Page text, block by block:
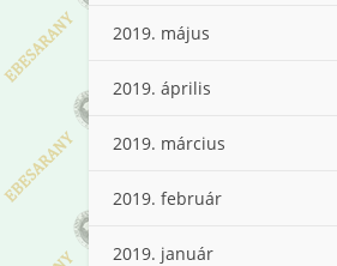
2019. május
2019. április
2019. március
2019. február
2019. január